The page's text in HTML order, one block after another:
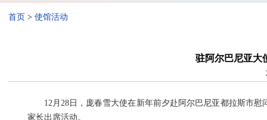
首页 > 使馆活动
驻阿尔巴尼亚大
12月28日，庞春雪大使在新年前夕赴阿尔巴尼亚都拉斯市
家长出席活动。